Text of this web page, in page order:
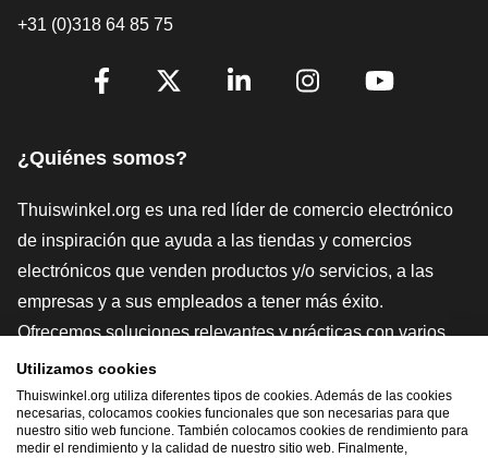
+31 (0)318 64 85 75
[_General:SocialMediaTitle]
¿Quiénes somos?
Thuiswinkel.org es una red líder de comercio electrónico
de inspiración que ayuda a las tiendas y comercios
electrónicos que venden productos y/o servicios, a las
empresas y a sus empleados a tener más éxito.
Ofrecemos soluciones relevantes y prácticas con varios
sellos de confianza, Thuiswinkel Reviews, herramientas y
asesoramiento jurídico, defensa, estudios de mercado, y
tenemos nuestra propia plataforma educativa, la
Thuiswinkel e-Academy.
Utilizamos cookies
Thuiswinkel.org utiliza diferentes tipos de cookies. Además de las cookies
necesarias, colocamos cookies funcionales que son necesarias para que
nuestro sitio web funcione. También colocamos cookies de rendimiento para
medir el rendimiento y la calidad de nuestro sitio web. Finalmente,